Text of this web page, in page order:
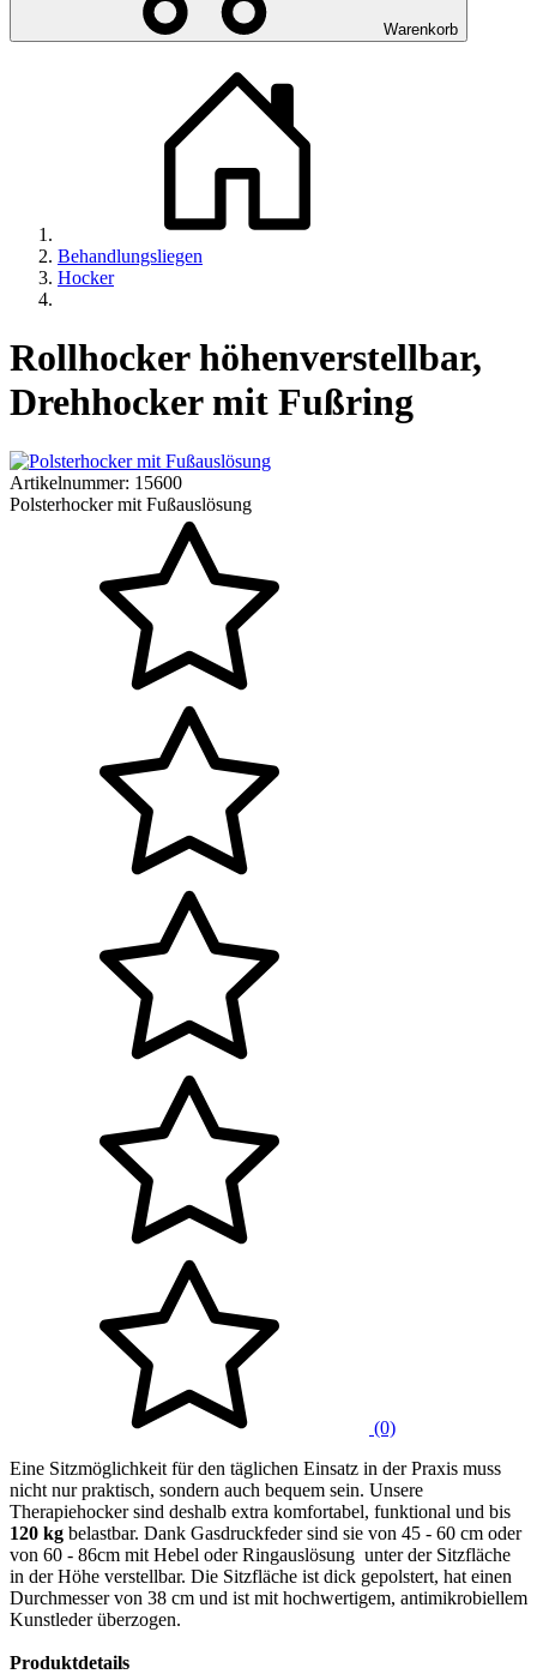
Warenkorb
Behandlungsliegen
Hocker
Rollhocker höhenverstellbar,
Drehhocker mit Fußring
Artikelnummer: 15600
Polsterhocker mit Fußauslösung
(0)
Eine Sitzmöglichkeit für den täglichen Einsatz in der Praxis muss
nicht nur praktisch, sondern auch bequem sein. Unsere
Therapiehocker sind deshalb extra komfortabel, funktional und bis
120 kg belastbar. Dank Gasdruckfeder sind sie von 45 - 60 cm oder
von 60 - 86cm mit Hebel oder Ringauslösung unter der Sitzfläche
in der Höhe verstellbar. Die Sitzfläche ist dick gepolstert, hat einen
Durchmesser von 38 cm und ist mit hochwertigem, antimikrobiellem
Kunstleder überzogen.
Produktdetails